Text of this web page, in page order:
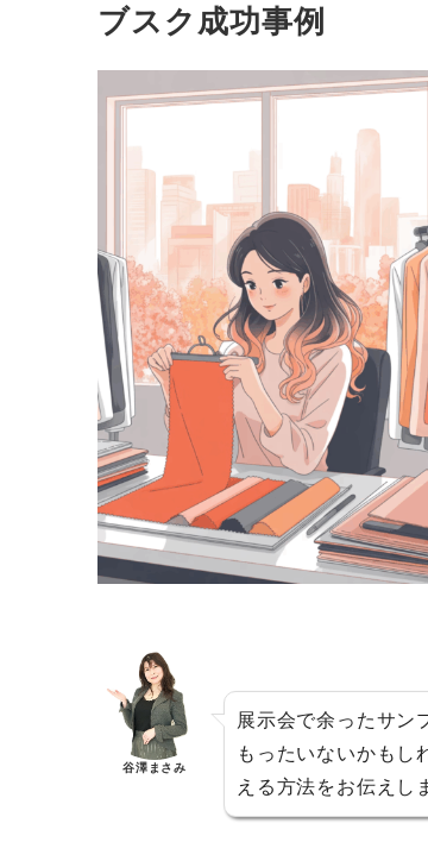
ブスク成功事例
谷澤まさみ
展示会で余ったサン
もったいないかもし
える方法をお伝えし